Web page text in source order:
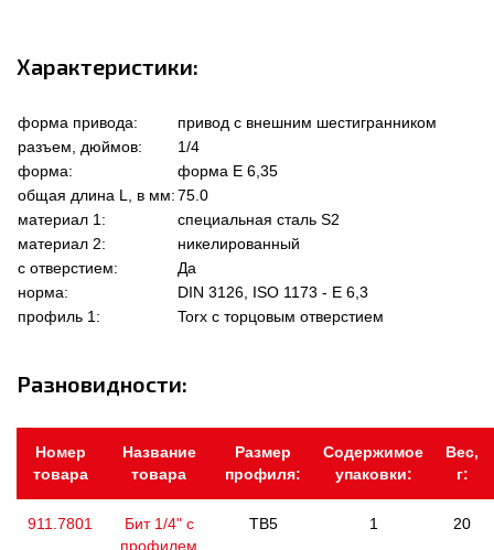
Характеристики:
форма привода:
привод с внешним шестигранником
разъем, дюймов:
1/4
форма:
форма Е 6,35
общая длина L, в мм:75.0
материал 1:
специальная сталь S2
материал 2:
никелированный
с отверстием:
Да
норма:
DIN 3126, ISO 1173 - E 6,3
профиль 1:
Torx с торцовым отверстием
Разновидности:
Номер
товара
Название
товара
Размер
профиля:
Содержимое
упаковки:
Вес,
г:
911.7801
Бит 1/4" с
профилем
TB5 1 20